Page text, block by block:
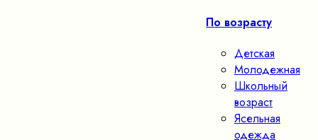
По возрасту
Детская
Молодежная
Школьный
возраст
Ясельная
одежда